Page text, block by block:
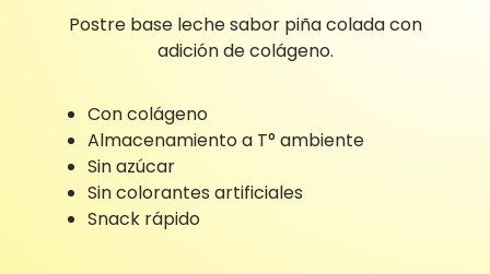
Postre base leche sabor piña colada con
adición de colágeno.
Con colágeno
Almacenamiento a T° ambiente
Sin azúcar
Sin colorantes artificiales
Snack rápido